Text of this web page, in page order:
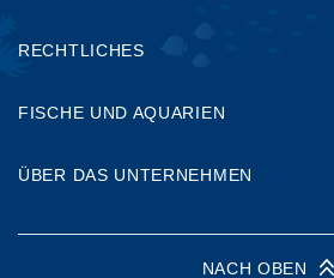
RECHTLICHES
FISCHE UND AQUARIEN
ÜBER DAS UNTERNEHMEN
NACH OBEN